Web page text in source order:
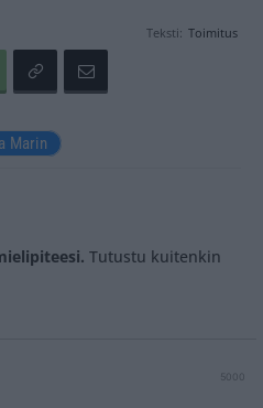
Teksti: Toimitus
Marin
Tutustu kuitenkin
5000